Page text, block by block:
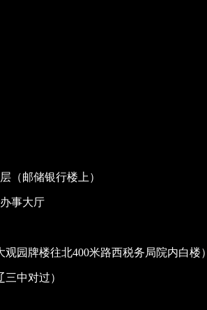
（邮储银行楼上）
事大厅
园牌楼往北400米路西税务局院内白楼）
中对过）